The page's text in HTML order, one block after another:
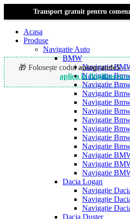
Transport gratuit pentru
Acasa
Produse
Navigatie Auto
BMW
Navigație
Navigatie
Navigatie
Navigatie
Navigatie
Navigatie
Navigatie
Navigatie
Navigatie
Navigatie
Navigatie
Navigatie
Navigatie
Dacia Logan
Navigație
Navigație
Navigație
Dacia Duster
🎁 Folosește codulautogrande5
aplica la finalizarea